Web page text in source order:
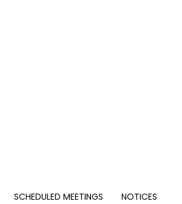
SCHEDULED MEETINGS NOTICES